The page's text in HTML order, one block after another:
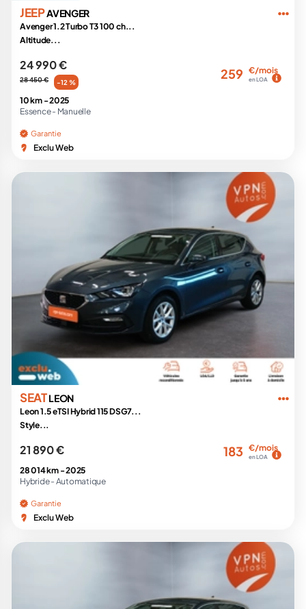
JEEPAVENGER
Avenger 1.2 Turbo T3 100 ch...
Altitude...
24 990 €
28 450 € -12 %
259 €/mois
en LOA
10 km -2025
Essence - Manuelle
Garantie
Exclu Web
SEATLEON
Leon 1.5 eTSI Hybrid 115 DSG7...
Style...
21 890 € 183 €/mois
en LOA
28 014 km -2025
Hybride - Automatique
Garantie
Exclu Web